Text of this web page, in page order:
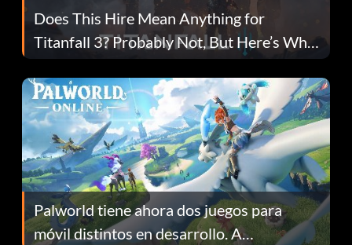
Does This Hire Mean Anything for
Titanfall 3? Probably Not, But Here’s Why
Fans Are Hopeful
Palworld tiene ahora dos juegos para
móvil distintos en desarrollo. A